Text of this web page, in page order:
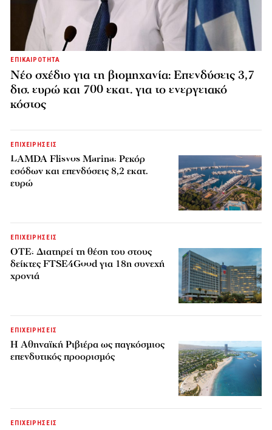
ΕΠΙΚΑΙΡΟΤΗΤΑ
Νέο σχέδιο για τη βιομηχανία: Επενδύσεις 3,7
δισ. ευρώ και 700 εκατ. για το ενεργειακό
κόστος
ΕΠΙΧΕΙΡΗΣΕΙΣ
LAMDA Flisvos Marina: Ρεκόρ
εσόδων και επενδύσεις 8,2 εκατ.
ευρώ
ΕΠΙΧΕΙΡΗΣΕΙΣ
ΟΤΕ: Διατηρεί τη θέση του στους
δείκτες FTSE4Good για 18η συνεχή
χρονιά
ΕΠΙΧΕΙΡΗΣΕΙΣ
Η Αθηναϊκή Ριβιέρα ως παγκόσμιος
επενδυτικός προορισμός
ΕΠΙΧΕΙΡΗΣΕΙΣ